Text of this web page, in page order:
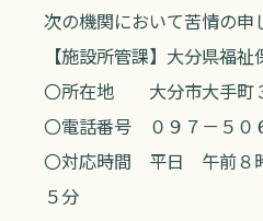
次の機関において苦情の申
【施設所管課】大分県福
〇所在地 大分市大手町
〇電話番号 ０９７－５０
〇対応時間 平日 午前８
５分